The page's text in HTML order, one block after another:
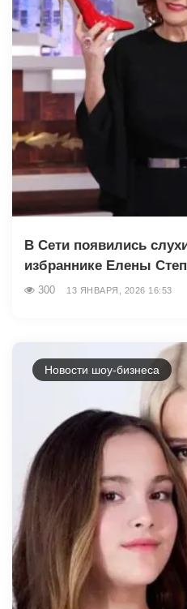
В Сети появились
избраннике Елены
300 13 ЯНВАРЯ, 2026 16:53
Новости шоу-бизнеса